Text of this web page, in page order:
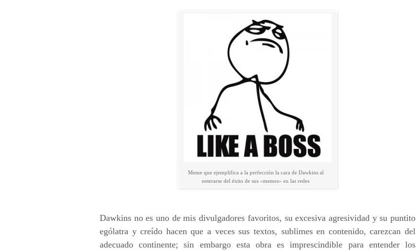
Meme que ejemplifica a la perfección la cara de Dawkins al
enterarse del éxito de sus «memes» en las redes
Dawkins no es uno de mis divulgadores favoritos, su excesiva agresividad y su puntito
ególatra y creído hacen que a veces sus textos, sublimes en contenido, carezcan del
adecuado continente; sin embargo esta obra es imprescindible para entender los